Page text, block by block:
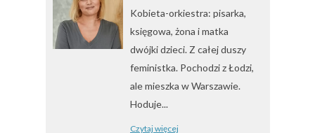
Kobieta-orkiestra: pisarka,
księgowa, żona i matka
dwójki dzieci. Z całej duszy
feministka. Pochodzi z Łodzi,
ale mieszka w Warszawie.
Hoduje...
Czytaj więcej